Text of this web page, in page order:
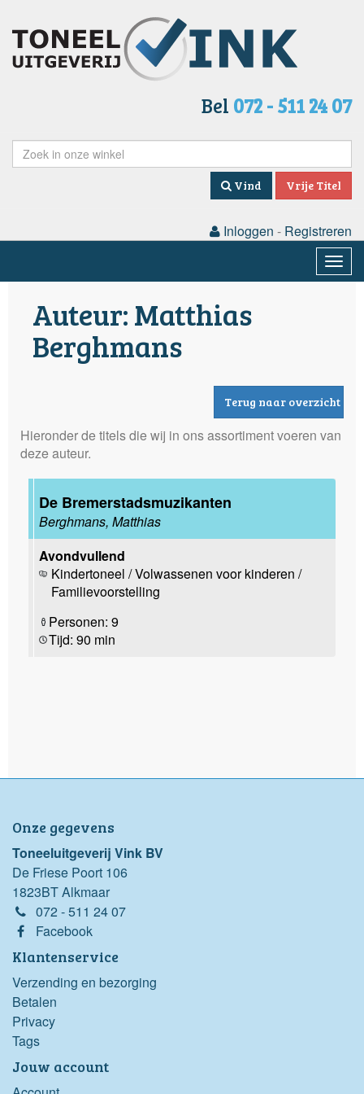
Bel 072 - 511 24 07
Vind Vrije Titel
Inloggen - Registreren
Auteur: Matthias
Berghmans
Terug naar overzicht
Hieronder de titels die wij in ons assortiment voeren van
deze auteur.
De Bremerstadsmuzikanten
Berghmans, Matthias
Avondvullend
Kindertoneel / Volwassenen voor kinderen /
Familievoorstelling
Personen: 9
Tijd: 90 min
Onze gegevens
Toneeluitgeverij Vink BV
De Friese Poort 106
1823BT Alkmaar
072 - 511 24 07
Facebook
Klantenservice
Verzending en bezorging
Betalen
Privacy
Tags
Jouw account